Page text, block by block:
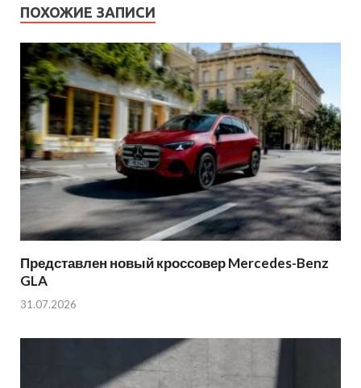
ПОХОЖИЕ ЗАПИСИ
Представлен новый кроссовер Mercedes-Benz
GLA
31.07.2026